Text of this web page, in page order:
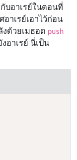
บอาเรย์ในตอนที่
าเรย์เอาไว้ก่อน
ด้วยเมธอด push
อาเรย์ นี่เป็น